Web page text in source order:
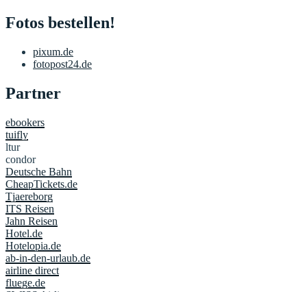
Fotos bestellen!
pixum.de
fotopost24.de
Partner
ebookers
tuifly
ltur
condor
Deutsche Bahn
CheapTickets.de
Tjaereborg
ITS Reisen
Jahn Reisen
Hotel.de
Hotelopia.de
ab-in-den-urlaub.de
airline direct
fluege.de